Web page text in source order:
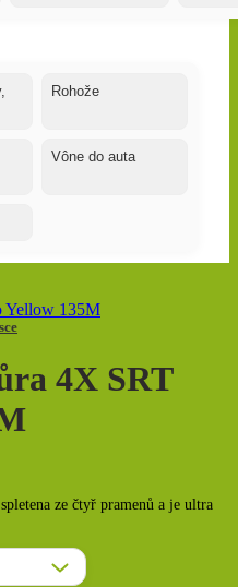
Rohože
Vône do auta
4X SRT
ze čtyř pramenů a je ultra